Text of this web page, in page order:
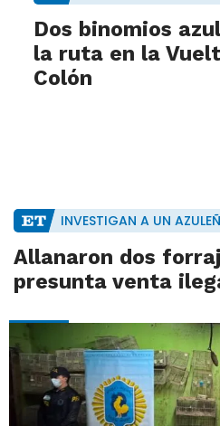
Dos binomios
la ruta en la
Colón
INVESTIGAN A UN
Allanaron dos
presunta venta